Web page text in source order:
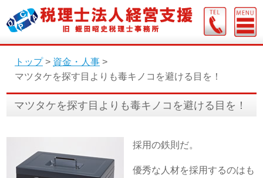
トップ> 資金・人事 >
マツタケを探す目よりも毒キノコを避ける目を！
マツタケを探す目よりも毒キノコを避ける目を！
採用の鉄則だ。
優秀な人材を採用するのはも